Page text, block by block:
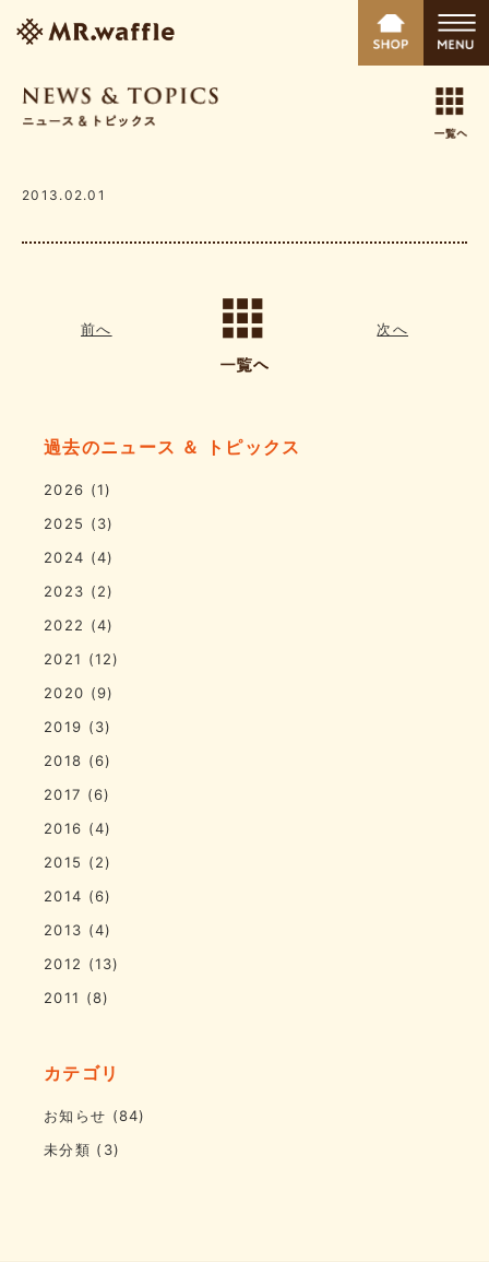
2013.02.01
前へ 次へ
過去のニュース ＆ トピックス
2026 (1)
2025 (3)
2024 (4)
2023 (2)
2022 (4)
2021 (12)
2020 (9)
2019 (3)
2018 (6)
2017 (6)
2016 (4)
2015 (2)
2014 (6)
2013 (4)
2012 (13)
2011 (8)
カテゴリ
お知らせ (84)
未分類 (3)